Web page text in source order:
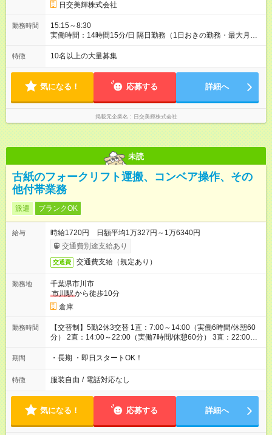
日交美輝株式会社
勤務時間
15:15～8:30
実働時間：14時間15分/日 隔日勤務（1日おきの勤務・最大月間
13回の乗務） ※変形労働時間制（月平均171時間）。 ※需要に
合わせた時間帯で働くため、勤務時間は15：00～翌9：00で
す。定時で終了しても大丈夫です。
特徴 10名以上の大量募集
気になる！ 応募する 詳細へ
掲載元企業名 日交美輝株式会社
未読
古紙のフォークリフト運搬、コンベア操作、その
他付帯業務
派遣 ブランクOK
給与
時給1720円 日額平均1万327円～1万6340円
交通費別途支給あり
交通費 交通費支給（規定あり）
勤務地
千葉県市川市
市川駅から徒歩10分
倉庫
勤務時間
【交替制】5勤2休3交替 1直：7:00～14:00（実働6時間/休憩60
分） 2直：14:00～22:00（実働7時間/休憩60分） 3直：22:00～
翌7:00（実働8時間/休憩60分）
期間 ・長期 ・即日スタートOK！
特徴 服装自由 / 電話対応なし
気になる！ 応募する 詳細へ